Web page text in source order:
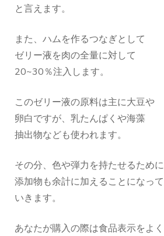
と言えます。
また、ハムを作るつなぎとして
ゼリー液を肉の全量に対して
20~30％注入します。
このゼリー液の原料は主に大豆や
卵白ですが、乳たんぱくや海藻
抽出物なども使われます。
その分、色や弾力を持たせるために
添加物も余計に加えることになって
いきます。
あなたが購入の際は食品表示をよく